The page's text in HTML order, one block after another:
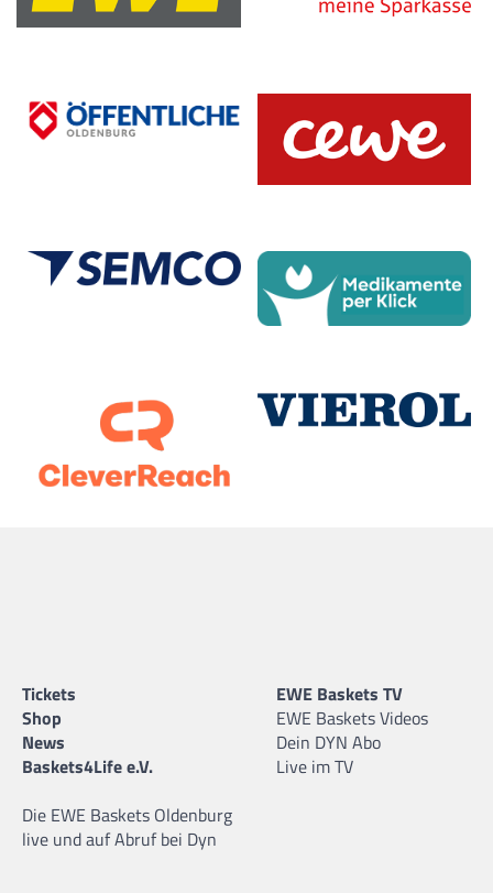
Tickets
Shop
News
Baskets4Life e.V.
Die EWE Baskets Oldenburg
live und auf Abruf bei Dyn
EWE Baskets TV
EWE Baskets Videos
Dein DYN Abo
Live im TV